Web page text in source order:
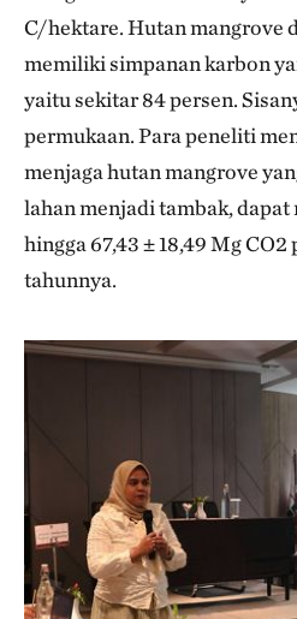
C/hektare. Hutan mangrove
memiliki simpanan karbon
yaitu sekitar 84 persen.
permukaan. Para peneliti
menjaga hutan mangrove
lahan menjadi tambak,
hingga 67,43 ± 18,49 Mg
tahunnya.